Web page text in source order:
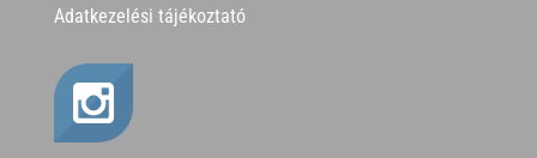
Adatkezelési tájékoztató